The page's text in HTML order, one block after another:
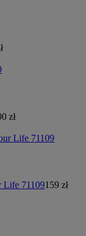
zł
Life 71109159 zł